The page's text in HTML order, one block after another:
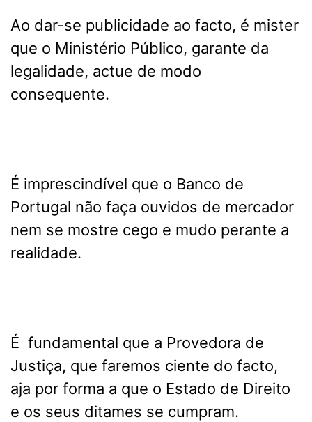
Ao dar-se publicidade ao facto, é mister
que o Ministério Público, garante da
legalidade, actue de modo
consequente.
É imprescindível que o Banco de
Portugal não faça ouvidos de mercador
nem se mostre cego e mudo perante a
realidade.
É fundamental que a Provedora de
Justiça, que faremos ciente do facto,
aja por forma a que o Estado de Direito
e os seus ditames se cumpram.